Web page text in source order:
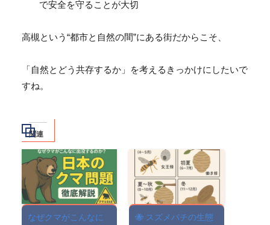
で安全を守ることが大切
高槻という“都市と自然の間”にある街だからこそ、
「自然とどう共存するか」を考えるきっかけにしたいで
すね。
関連
なぜクマがこんなに
🐝 スズメバチの生態